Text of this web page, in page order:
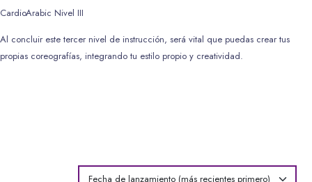
CardioArabic Nivel III
Al concluir este tercer nivel de instrucción, será vital que puedas crear tus
propias coreografías, integrando tu estilo propio y creatividad.